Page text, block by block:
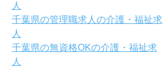
人
千葉県の管理職求人の介護・福祉求
人
千葉県の無資格OKの介護・福祉求
人